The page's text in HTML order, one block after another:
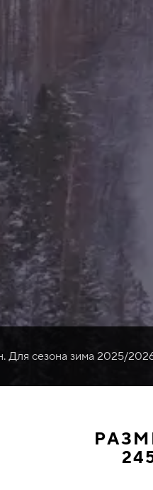
Для сезона зима 2025/